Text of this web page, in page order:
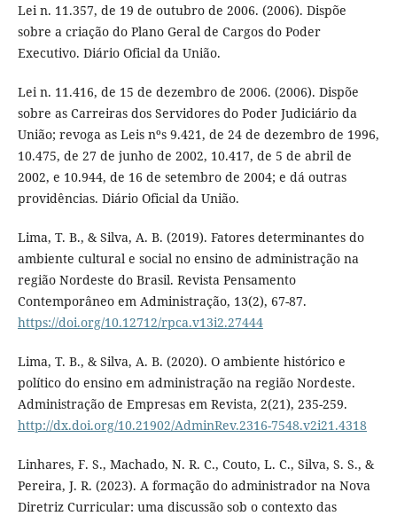
Lei n. 11.357, de 19 de outubro de 2006. (2006). Dispõe
sobre a criação do Plano Geral de Cargos do Poder
Executivo. Diário Oficial da União.
Lei n. 11.416, de 15 de dezembro de 2006. (2006). Dispõe
sobre as Carreiras dos Servidores do Poder Judiciário da
União; revoga as Leis nºs 9.421, de 24 de dezembro de 1996,
10.475, de 27 de junho de 2002, 10.417, de 5 de abril de
2002, e 10.944, de 16 de setembro de 2004; e dá outras
providências. Diário Oficial da União.
Lima, T. B., & Silva, A. B. (2019). Fatores determinantes do
ambiente cultural e social no ensino de administração na
região Nordeste do Brasil. Revista Pensamento
Contemporâneo em Administração, 13(2), 67-87.
https://doi.org/10.12712/rpca.v13i2.27444
Lima, T. B., & Silva, A. B. (2020). O ambiente histórico e
político do ensino em administração na região Nordeste.
Administração de Empresas em Revista, 2(21), 235-259.
http://dx.doi.org/10.21902/AdminRev.2316-7548.v2i21.4318
Linhares, F. S., Machado, N. R. C., Couto, L. C., Silva, S. S., &
Pereira, J. R. (2023). A formação do administrador na Nova
Diretriz Curricular: uma discussão sob o contexto das